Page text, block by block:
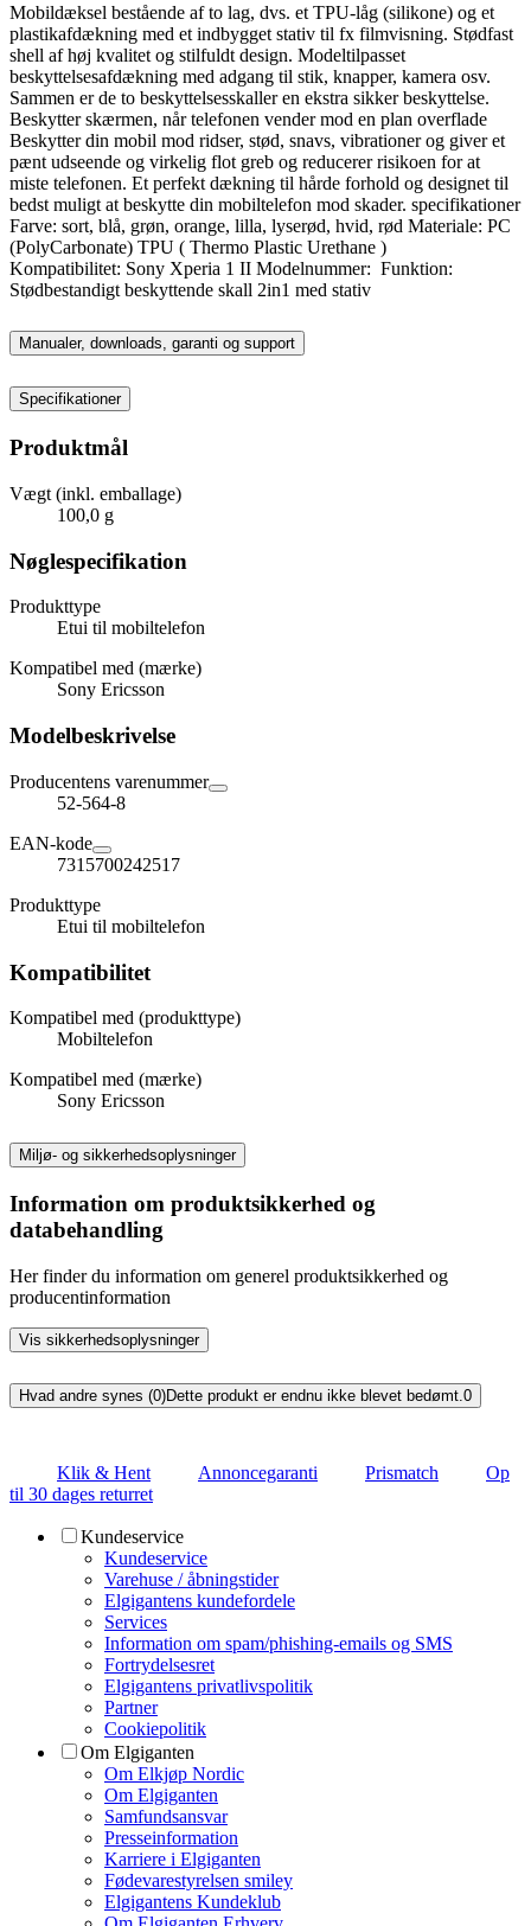
Mobildæksel bestående af to lag, dvs. et TPU-låg (silikone) og et
plastikafdækning med et indbygget stativ til fx filmvisning. Stødfast
shell af høj kvalitet og stilfuldt design. Modeltilpasset
beskyttelsesafdækning med adgang til stik, knapper, kamera osv.
Sammen er de to beskyttelsesskaller en ekstra sikker beskyttelse.
Beskytter skærmen, når telefonen vender mod en plan overflade
Beskytter din mobil mod ridser, stød, snavs, vibrationer og giver et
pænt udseende og virkelig flot greb og reducerer risikoen for at
miste telefonen. Et perfekt dækning til hårde forhold og designet til
bedst muligt at beskytte din mobiltelefon mod skader. specifikationer
Farve: sort, blå, grøn, orange, lilla, lyserød, hvid, rød Materiale: PC
(PolyCarbonate) TPU ( Thermo Plastic Urethane )
Kompatibilitet: Sony Xperia 1 II Modelnummer: Funktion:
Stødbestandigt beskyttende skall 2in1 med stativ
Manualer, downloads, garanti og support
Specifikationer
Produktmål
Vægt (inkl. emballage)
100,0 g
Nøglespecifikation
Produkttype
Etui til mobiltelefon
Kompatibel med (mærke)
Sony Ericsson
Modelbeskrivelse
Producentens varenummer
52-564-8
EAN-kode
7315700242517
Produkttype
Etui til mobiltelefon
Kompatibilitet
Kompatibel med (produkttype)
Mobiltelefon
Kompatibel med (mærke)
Sony Ericsson
Miljø- og sikkerhedsoplysninger
Information om produktsikkerhed og
databehandling
Her finder du information om generel produktsikkerhed og
producentinformation
Vis sikkerhedsoplysninger
Hvad andre synes (0)Dette produkt er endnu ikke blevet bedømt. 0
Klik & Hent Annoncegaranti Prismatch
Op
til 30 dages returret
Kundeservice
Kundeservice
Varehuse / åbningstider
Elgigantens kundefordele
Services
Information om spam/phishing-emails og SMS
Fortrydelsesret
Elgigantens privatlivspolitik
Partner
Cookiepolitik
Om Elgiganten
Om Elkjøp Nordic
Om Elgiganten
Samfundsansvar
Presseinformation
Karriere i Elgiganten
Fødevarestyrelsen smiley
Elgigantens Kundeklub